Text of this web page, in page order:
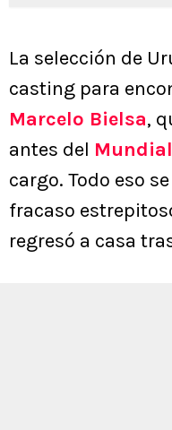
La selección de
casting para
Marcelo Bielsa,
antes del
cargo. Todo eso
fracaso
regresó a casa